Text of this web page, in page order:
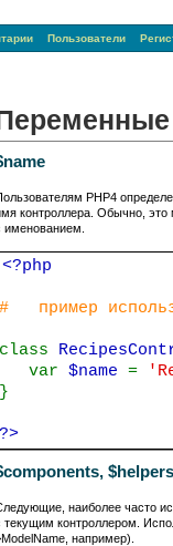
Пользователи
PHP4
контроллера. Обычно, это
именованием.
<?php
# пример
class
var $name =
}
?>
наиболее часто
текущим контроллером.
ModelName , например).